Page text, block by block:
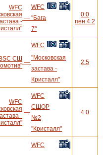
WFC
- —
WFC
"Бага
7"
0:0
пен.4:2
СШ —
WFC
"Московская
застава -
Кристалл"
2:5
WFC
- —
WFC
СШОР
№2
"Кристалл"
4:0
WFC